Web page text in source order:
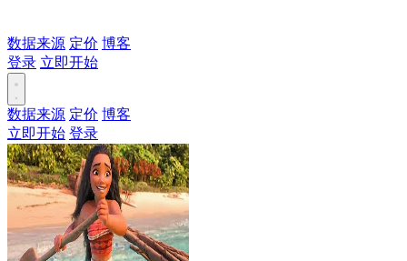
数据来源 定价 博客
登录 立即开始
数据来源 定价 博客
立即开始 登录